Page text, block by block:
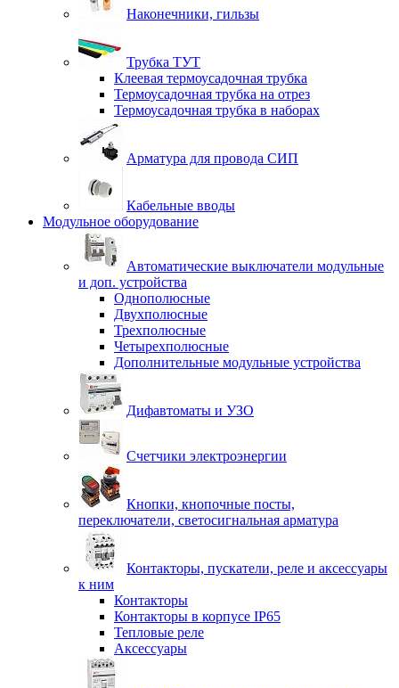
Наконечники, гильзы
Трубка ТУТ
Клеевая термоусадочная трубка
Термоусадочная трубка на отрез
Термоусадочная трубка в наборах
Арматура для провода СИП
Кабельные вводы
Модульное оборудование
Автоматические выключатели модульные
и доп. устройства
Однополюсные
Двухполюсные
Трехполюсные
Четырехполюсные
Дополнительные модульные устройства
Дифавтоматы и УЗО
Счетчики электроэнергии
Кнопки, кнопочные посты,
переключатели, светосигнальная арматура
Контакторы, пускатели, реле и аксессуары
к ним
Контакторы
Контакторы в корпусе IP65
Тепловые реле
Аксессуары